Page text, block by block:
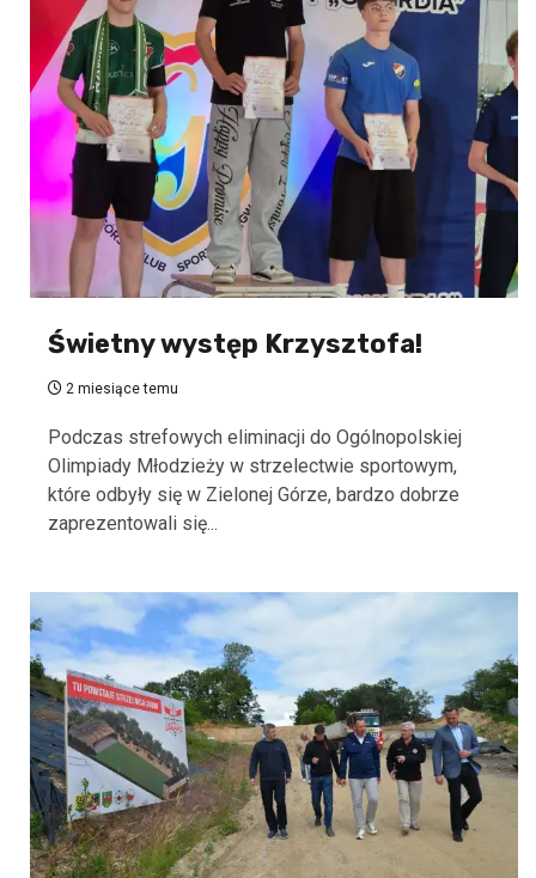
Świetny występ Krzysztofa!
2 miesiące temu
Podczas strefowych eliminacji do Ogólnopolskiej
Olimpiady Młodzieży w strzelectwie sportowym,
które odbyły się w Zielonej Górze, bardzo dobrze
zaprezentowali się...